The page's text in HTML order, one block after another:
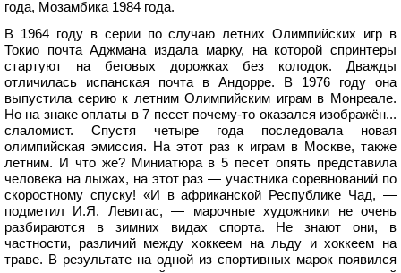
года, Мозамбика 1984 года.
В 1964 году в серии по случаю летних Олимпийских игр в
Токио почта Аджмана издала марку, на которой спринтеры
стартуют на беговых дорожках без колодок. Дважды
отличилась испанская почта в Андорре. В 1976 году она
выпустила серию к летним Олимпийским играм в Монреале.
Но на знаке оплаты в 7 песет почему-то оказался изображён...
слаломист. Спустя четыре года последовала новая
олимпийская эмиссия. На этот раз к играм в Москве, также
летним. И что же? Миниатюра в 5 песет опять представила
человека на лыжах, на этот раз — участника соревнований по
скоростному спуску! «И в африканской Республике Чад, —
подметил И.Я. Левитас, — марочные художники не очень
разбираются в зимних видах спорта. Не знают они, в
частности, различий между хоккеем на льду и хоккеем на
траве. В результате на одной из спортивных марок появился